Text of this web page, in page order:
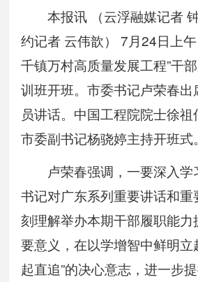
本报讯 （云浮融媒记者
约记者 云伟歆） 7月24日上
千镇万村高质量发展工程”干
训班开班。市委书记卢荣春
员讲话。中国工程院院士徐祖
市委副书记杨骁婷主持开班式。
卢荣春强调，一要深入学
书记对广东系列重要讲话和
刻理解举办本期干部履职能
要意义，在以学增智中鲜明立
起直追”的决心意志，进一步